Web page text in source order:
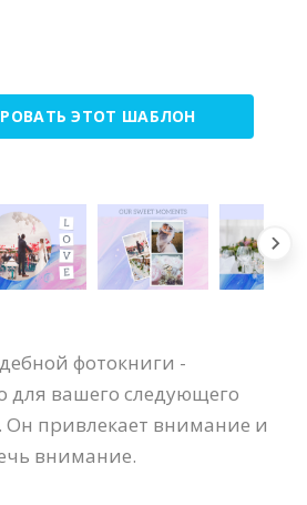
ЭТОТ ШАБЛОН
фотокниги -
для вашего следующего
Он привлекает внимание и
внимание.